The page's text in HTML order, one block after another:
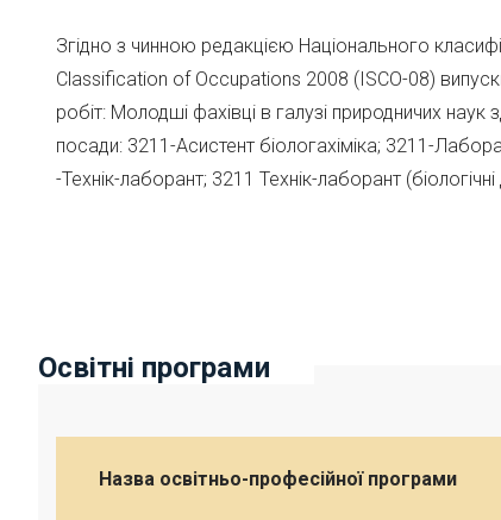
Згідно з чинною редакцією Національного
Classification of Occupations 2008 (ISCO-08)
робіт: Молодші фахівці в галузі природничих наук
посади: 3211-Асистент біологахіміка; 3211-
-Технік-лаборант; 3211 Технік-лаборант
Освітні програми
Назва освітньо-професійної програми